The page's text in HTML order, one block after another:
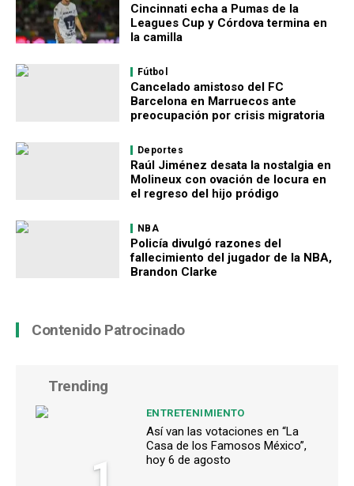
Cincinnati echa a Pumas de la
Leagues Cup y Córdova termina en
la camilla
Fútbol
Cancelado amistoso del FC
Barcelona en Marruecos ante
preocupación por crisis migratoria
Deportes
Raúl Jiménez desata la nostalgia en
Molineux con ovación de locura en
el regreso del hijo pródigo
NBA
Policía divulgó razones del
fallecimiento del jugador de la NBA,
Brandon Clarke
Contenido Patrocinado
Trending
1
ENTRETENIMIENTO
Así van las votaciones en “La
Casa de los Famosos México”,
hoy 6 de agosto